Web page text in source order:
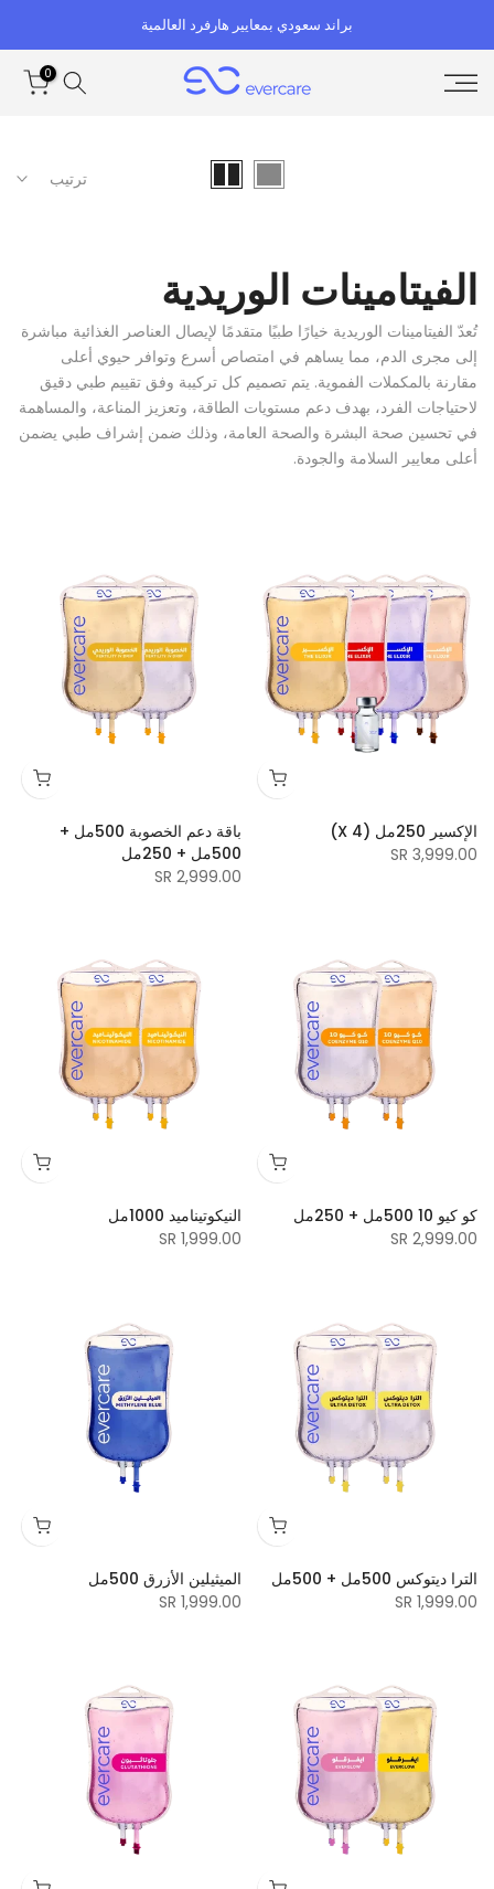
إلى
المحتوى
براند سعودي بمعايير هارفرد العالمية
0
ترتيب
الفيتامينات الوريدية
تُعدّ الفيتامينات الوريدية خيارًا طبيًا متقدمًا لإيصال العناصر الغذائية مباشرة
إلى مجرى الدم، مما يساهم في امتصاص أسرع وتوافر حيوي أعلى
مقارنة بالمكملات الفموية. يتم تصميم كل تركيبة وفق تقييم طبي دقيق
لاحتياجات الفرد، بهدف دعم مستويات الطاقة، وتعزيز المناعة، والمساهمة
في تحسين صحة البشرة والصحة العامة، وذلك ضمن إشراف طبي يضمن
أعلى معايير السلامة والجودة.
الإكسير 250مل (X 4)
3,999.00 SR
باقة دعم الخصوبة 500مل +
500مل + 250مل
2,999.00 SR
كو كيو 10 500مل + 250مل
2,999.00 SR
النيكوتيناميد 1000مل
1,999.00 SR
الترا ديتوكس 500مل + 500مل
1,999.00 SR
الميثيلين الأزرق 500مل
1,999.00 SR